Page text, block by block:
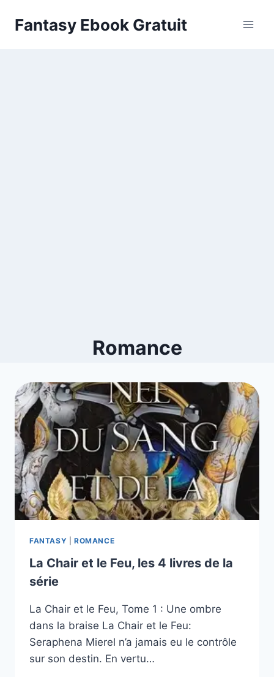
Fantasy Ebook Gratuit
Romance
FANTASY ROMANCE
La Chair et le Feu, les 4 livres de la
série
La Chair et le Feu, Tome 1 : Une ombre
dans la braise La Chair et le Feu:
Seraphena Mierel n’a jamais eu le contrôle
sur son destin. En vertu…